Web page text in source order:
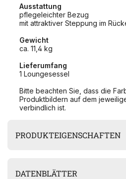
Ausstattung
pflegeleichter Bezug
mit attraktiver Steppung im
Gewicht
ca. 11,4 kg
Lieferumfang
1 Loungesessel
Bitte beachten Sie, dass die
Produktbildern auf dem
verbindlich ist.
PRODUKTEIGENSCHAFTEN
DATENBLÄTTER